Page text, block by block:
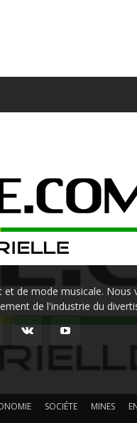
de mode musicale.
de l'industrie du
SOCIÉTE MINES